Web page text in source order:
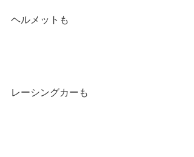
ヘルメットも
レーシングカーも